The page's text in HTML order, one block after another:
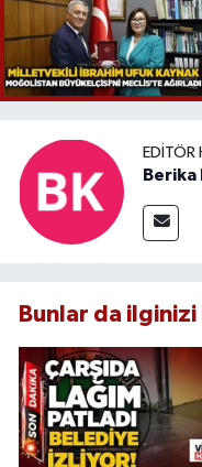
EDITÖR
Berika
Bunlar da